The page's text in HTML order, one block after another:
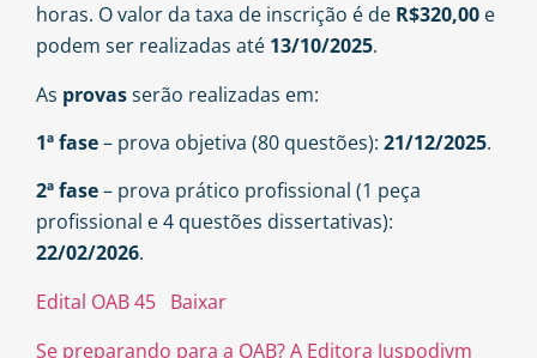
horas. O valor da taxa de inscrição é de R$320,00 e
podem ser realizadas até 13/10/2025.
As provasserão realizadas em:
1ª fase– prova objetiva (80 questões): 21/12/2025.
2ª fase– prova prático profissional (1 peça
profissional e 4 questões dissertativas):
22/02/2026.
Edital OAB 45 Baixar
Se preparando para a OAB? A Editora Juspodivm